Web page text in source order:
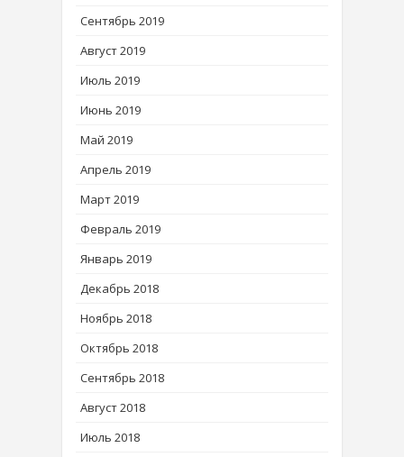
Сентябрь 2019
Август 2019
Июль 2019
Июнь 2019
Май 2019
Апрель 2019
Март 2019
Февраль 2019
Январь 2019
Декабрь 2018
Ноябрь 2018
Октябрь 2018
Сентябрь 2018
Август 2018
Июль 2018